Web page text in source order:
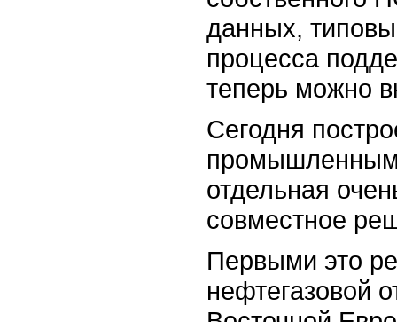
данных,
процесса
теперь можно
Сегодня
отдельная
совместное
Первыми это
нефтегазовой